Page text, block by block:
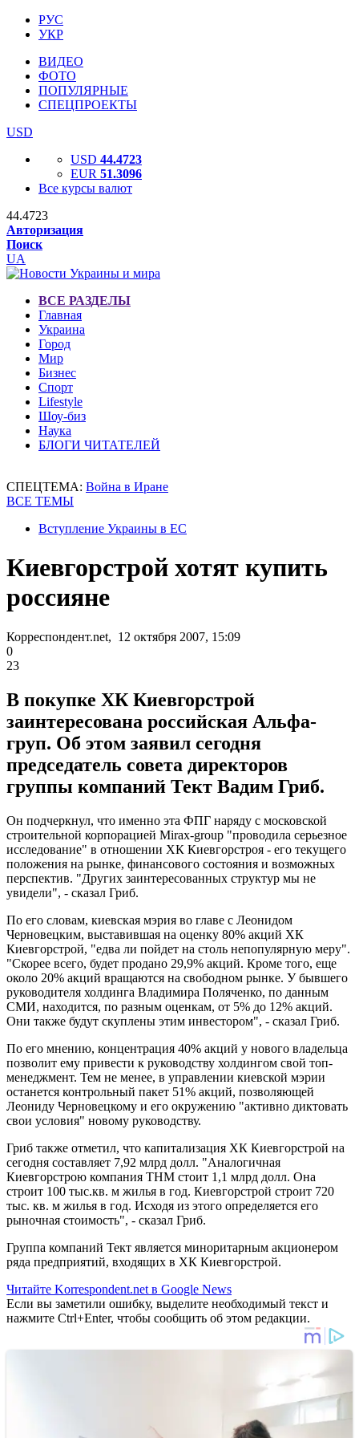
РУС
УКР
ВИДЕО
ФОТО
ПОПУЛЯРНЫЕ
СПЕЦПРОЕКТЫ
USD
USD 44.4723
EUR 51.3096
Все курсы валют
44.4723
Авторизация
Поиск
UA
ВСЕ РАЗДЕЛЫ
Главная
Украина
Город
Мир
Бизнес
Спорт
Lifestyle
Шоу-биз
Наука
БЛОГИ ЧИТАТЕЛЕЙ
СПЕЦТЕМА: Война в Иране
ВСЕ ТЕМЫ
Вступление Украины в ЕС
Киевгорстрой хотят купить
россияне
Корреспондент.net, 12 октября 2007, 15:09
0
23
В покупке ХК Киевгорстрой
заинтересована российская Альфа-
груп. Об этом заявил сегодня
председатель совета директоров
группы компаний Тект Вадим Гриб.
Он подчеркнул, что именно эта ФПГ наряду с московской
строительной корпорацией Мirax-group "проводила серьезное
исследование" в отношении ХК Киевгорстроя - его текущего
положения на рынке, финансового состояния и возможных
перспектив. "Других заинтересованных структур мы не
увидели", - сказал Гриб.
По его словам, киевская мэрия во главе с Леонидом
Черновецким, выставившая на оценку 80% акций ХК
Киевгорстрой, "едва ли пойдет на столь непопулярную меру".
"Скорее всего, будет продано 29,9% акций. Кроме того, еще
около 20% акций вращаются на свободном рынке. У бывшего
руководителя холдинга Владимира Поляченко, по данным
СМИ, находится, по разным оценкам, от 5% до 12% акций.
Они также будут скуплены этим инвестором", - сказал Гриб.
По его мнению, концентрация 40% акций у нового владельца
позволит ему привести к руководству холдингом свой топ-
менеджмент. Тем не менее, в управлении киевской мэрии
останется контрольный пакет 51% акций, позволяющей
Леониду Черновецкому и его окружению "активно диктовать
свои условия" новому руководству.
Гриб также отметил, что капитализация ХК Киевгорстрой на
сегодня составляет 7,92 млрд долл. "Аналогичная
Киевгорстрою компания ТНМ стоит 1,1 млрд долл. Она
строит 100 тыс.кв. м жилья в год. Киевгорстрой строит 720
тыс. кв. м жилья в год. Исходя из этого определяется его
рыночная стоимость", - сказал Гриб.
Группа компаний Тект является миноритарным акционером
ряда предприятий, входящих в ХК Киевгорстрой.
Читайте Korrespondent.net в Google News
Если вы заметили ошибку, выделите необходимый текст и
нажмите Ctrl+Enter, чтобы сообщить об этом редакции.